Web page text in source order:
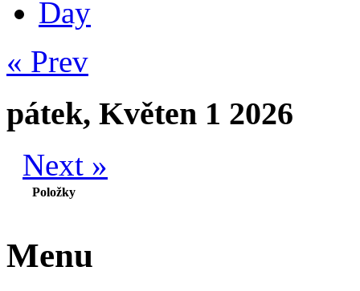
Day
« Prev
pátek, Květen 1 2026
Next »
Položky
Menu